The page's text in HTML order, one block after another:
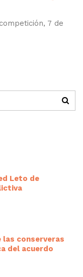
7 de
Leto de
las conserveras
del acuerdo